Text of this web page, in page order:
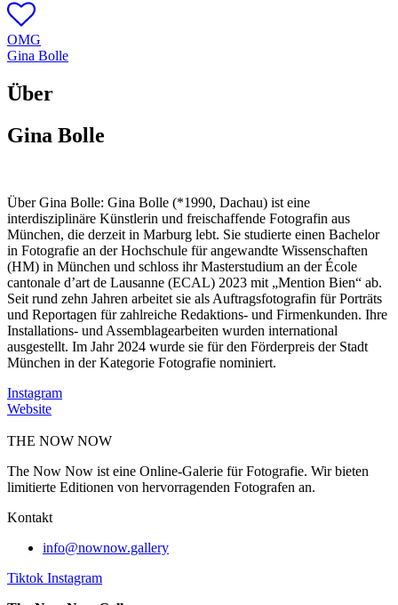
OMG
Gina Bolle
Über
Gina Bolle
Über Gina Bolle: Gina Bolle (*1990, Dachau) ist eine
interdisziplinäre Künstlerin und freischaffende Fotografin aus
München, die derzeit in Marburg lebt. Sie studierte einen Bachelor
in Fotografie an der Hochschule für angewandte Wissenschaften
(HM) in München und schloss ihr Masterstudium an der École
cantonale d’art de Lausanne (ECAL) 2023 mit „Mention Bien“ ab.
Seit rund zehn Jahren arbeitet sie als Auftragsfotografin für Porträts
und Reportagen für zahlreiche Redaktions- und Firmenkunden. Ihre
Installations- und Assemblagearbeiten wurden international
ausgestellt. Im Jahr 2024 wurde sie für den Förderpreis der Stadt
München in der Kategorie Fotografie nominiert.
Instagram
Website
THE NOW NOW
The Now Now ist eine Online-Galerie für Fotografie. Wir bieten
limitierte Editionen von hervorragenden Fotografen an.
Kontakt
info@nownow.gallery
Tiktok Instagram